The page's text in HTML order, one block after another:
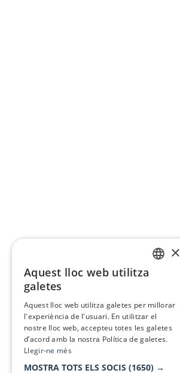
×
Aquest lloc web utilitza
galetes
Aquest lloc web utilitza galetes per millorar
l'experiència de l'usuari. En utilitzar el
nostre lloc web, accepteu totes les galetes
d’acord amb la nostra Política de galetes.
Llegir-ne més
MOSTRA TOTS ELS SOCIS (1650) →